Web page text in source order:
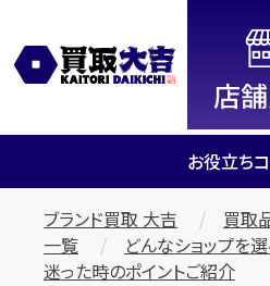
全国2200店舗以上展開中！
信
吉」
お役立ち
ブランド買取 大吉 買取
一覧
どんなショップを
迷った時のポイントご紹介